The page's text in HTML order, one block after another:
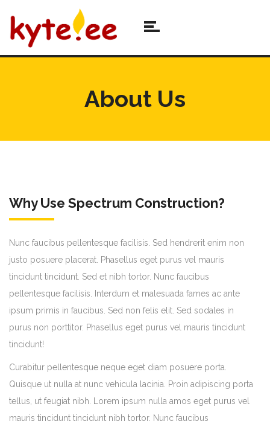
About Us
Why Use Spectrum Construction?
Nunc faucibus pellentesque facilisis. Sed hendrerit enim non
justo posuere placerat. Phasellus eget purus vel mauris
tincidunt tincidunt. Sed et nibh tortor. Nunc faucibus
pellentesque facilisis. Interdum et malesuada fames ac ante
ipsum primis in faucibus. Sed non felis elit. Sed sodales in
purus non porttitor. Phasellus eget purus vel mauris tincidunt
tincidunt!
Curabitur pellentesque neque eget diam posuere porta.
Quisque ut nulla at nunc vehicula lacinia. Proin adipiscing porta
tellus, ut feugiat nibh. Lorem ipsum nulla amos eget purus vel
mauris tincidunt tincidunt nibh tortor. Nunc faucibus